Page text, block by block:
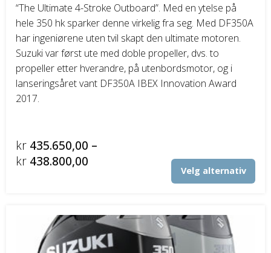
“The Ultimate 4-Stroke Outboard”. Med en ytelse på
hele 350 hk sparker denne virkelig fra seg. Med DF350A
har ingeniørene uten tvil skapt den ultimate motoren.
Suzuki var først ute med doble propeller, dvs. to
propeller etter hverandre, på utenbordsmotor, og i
lanseringsåret vant DF350A IBEX Innovation Award
2017.
kr 435.650,00 –
kr 438.800,00Prisområde:
Velg alternativ